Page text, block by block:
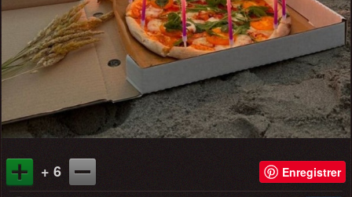
+ 6 Enregistrer